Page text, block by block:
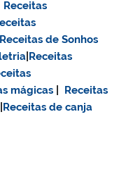
Receitas
Receitas de Sonhos
Receitas
mágicas
Receitas
Receitas de canja